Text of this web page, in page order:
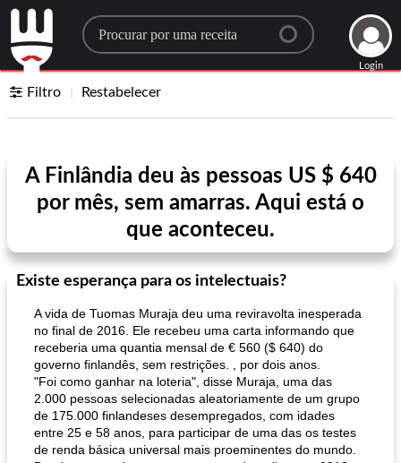
Search for a recipe
Login
Filtro Restabelecer
A Finlândia deu às pessoas US $ 640
por mês, sem amarras. Aqui está o
que aconteceu.
Existe esperança para os intelectuais?
A vida de Tuomas Muraja deu uma reviravolta inesperada
no final de 2016. Ele recebeu uma carta informando que
receberia uma quantia mensal de € 560 ($ 640) do
governo finlandês, sem restrições. , por dois anos.
"Foi como ganhar na loteria", disse Muraja, uma das
2.000 pessoas selecionadas aleatoriamente de um grupo
de 175.000 finlandeses desempregados, com idades
entre 25 e 58 anos, para participar de uma das os testes
de renda básica universal mais proeminentes do mundo.